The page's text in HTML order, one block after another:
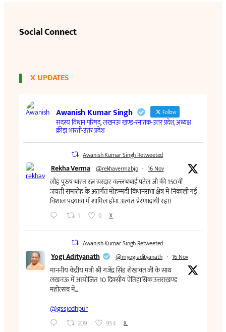
Social Connect
X UPDATES